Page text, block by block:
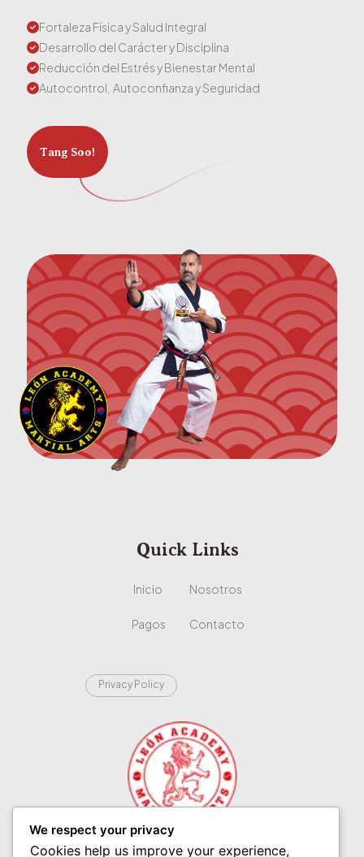
Fortaleza Física y Salud Integral
Desarrollo del Carácter y Disciplina
Reducción del Estrés y Bienestar Mental
Autocontrol,  Autoconfianza y Seguridad
Tang Soo!
Quick Links
Inicio Nosotros
Pagos Contacto
Privacy Policy
We respect your privacy
Cookies help us improve your experience,